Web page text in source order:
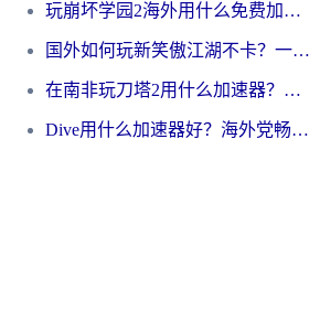
玩崩坏学园2海外用什么免费加速器好？2026海外党亲测国服游戏加速指南
国外如何玩新笑傲江湖不卡？一份给海外游子的终极网络指南
在南非玩刀塔2用什么加速器？一份给海外游子的终极生存指南
Dive用什么加速器好？海外党畅玩国服游戏的终极避坑指南